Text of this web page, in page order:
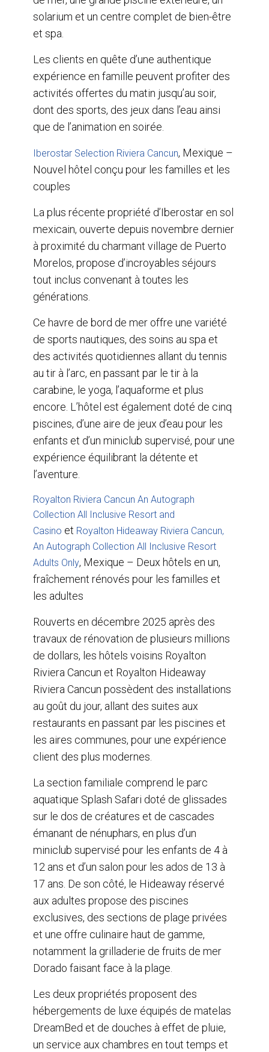
solarium et un centre complet de bien-être
et spa.
Les clients en quête d’une authentique
expérience en famille peuvent profiter des
activités offertes du matin jusqu’au soir,
dont des sports, des jeux dans l’eau ainsi
que de l’animation en soirée.
Iberostar Selection Riviera Cancun, Mexique –
Nouvel hôtel conçu pour les familles et les
couples
La plus récente propriété d’Iberostar en sol
mexicain, ouverte depuis novembre dernier
à proximité du charmant village de Puerto
Morelos, propose d’incroyables séjours
tout inclus convenant à toutes les
générations.
Ce havre de bord de mer offre une variété
de sports nautiques, des soins au spa et
des activités quotidiennes allant du tennis
au tir à l’arc, en passant par le tir à la
carabine, le yoga, l’aquaforme et plus
encore. L’hôtel est également doté de cinq
piscines, d’une aire de jeux d’eau pour les
enfants et d’un miniclub supervisé, pour une
expérience équilibrant la détente et
l’aventure.
Royalton Riviera Cancun An Autograph
Collection All Inclusive Resort and
Casino et Royalton Hideaway Riviera Cancun,
An Autograph Collection All Inclusive Resort
Adults Only, Mexique – Deux hôtels en un,
fraîchement rénovés pour les familles et
les adultes
Rouverts en décembre 2025 après des
travaux de rénovation de plusieurs millions
de dollars, les hôtels voisins Royalton
Riviera Cancun et Royalton Hideaway
Riviera Cancun possèdent des installations
au goût du jour, allant des suites aux
restaurants en passant par les piscines et
les aires communes, pour une expérience
client des plus modernes.
La section familiale comprend le parc
aquatique Splash Safari doté de glissades
sur le dos de créatures et de cascades
émanant de nénuphars, en plus d’un
miniclub supervisé pour les enfants de 4 à
12 ans et d’un salon pour les ados de 13 à
17 ans. De son côté, le Hideaway réservé
aux adultes propose des piscines
exclusives, des sections de plage privées
et une offre culinaire haut de gamme,
notamment la grilladerie de fruits de mer
Dorado faisant face à la plage.
Les deux propriétés proposent des
hébergements de luxe équipés de matelas
DreamBed et de douches à effet de pluie,
un service aux chambres en tout temps et